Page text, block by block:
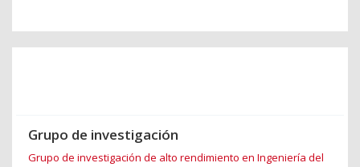
Grupo de investigación
Grupo de investigación de alto rendimiento en Ingeniería del